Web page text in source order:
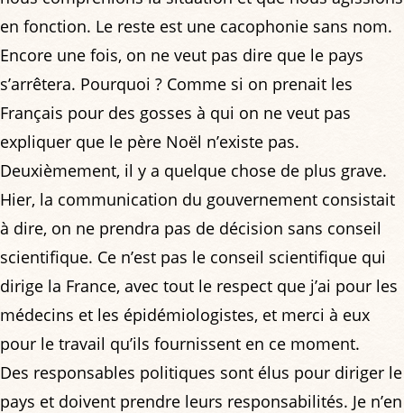
en fonction. Le reste est une cacophonie sans nom.
Encore une fois, on ne veut pas dire que le pays
s’arrêtera. Pourquoi ? Comme si on prenait les
Français pour des gosses à qui on ne veut pas
expliquer que le père Noël n’existe pas.
Deuxièmement, il y a quelque chose de plus grave.
Hier, la communication du gouvernement consistait
à dire, on ne prendra pas de décision sans conseil
scientifique. Ce n’est pas le conseil scientifique qui
dirige la France, avec tout le respect que j’ai pour les
médecins et les épidémiologistes, et merci à eux
pour le travail qu’ils fournissent en ce moment.
Des responsables politiques sont élus pour diriger le
pays et doivent prendre leurs responsabilités. Je n’en